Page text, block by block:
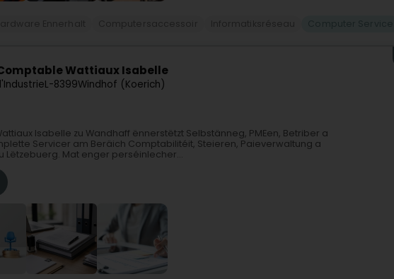
Wattiaux Isabelle
L-8399Windhof (Koerich)
Isabelle zu Wandhaff ënnerstëtzt Selbstänneg, PMEen, Betriber a
Servicer am Beräich Comptabilitéit, Steieren, Paieverwaltung a
Lëtzebuerg. Mat enger perséinlecher...